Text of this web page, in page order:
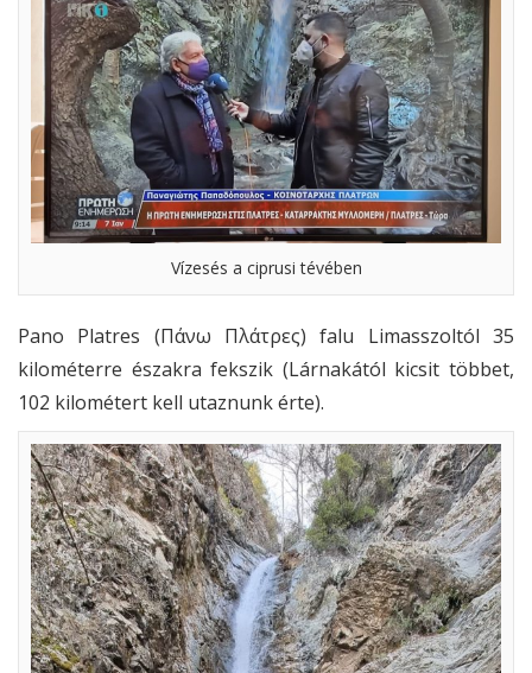
Vízesés a ciprusi tévében
Pano Platres (Πάνω Πλάτρες) falu Limasszoltól 35
kilométerre északra fekszik (Lárnakától kicsit többet,
102 kilométert kell utaznunk érte).